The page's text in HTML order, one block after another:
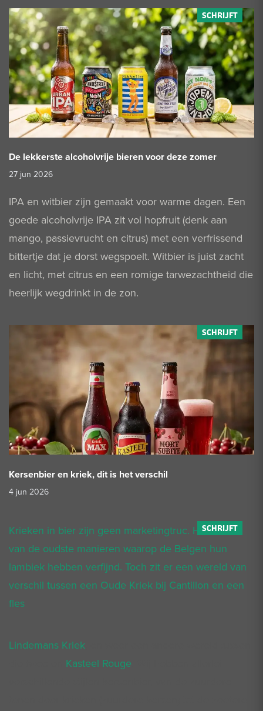
De lekkerste alcoholvrije bieren voor deze zomer
27 jun 2026
IPA en witbier zijn gemaakt voor warme dagen. Een
goede alcoholvrije IPA zit vol hopfruit (denk aan
mango, passievrucht en citrus) met een verfrissend
bittertje dat je dorst wegspoelt. Witbier is juist zacht
en licht, met citrus en een romige tarwezachtheid die
heerlijk wegdrinkt in de zon.
Kersenbier en kriek, dit is het verschil
4 jun 2026
Krieken in bier zijn geen marketingtruc. Het is een
van de oudste manieren waarop de Belgen hun
lambiek hebben verfijnd. Toch zit er een wereld van
verschil tussen een Oude Kriek bij Cantillon en een
fles
Lindemans Kriek
Kasteel Rouge